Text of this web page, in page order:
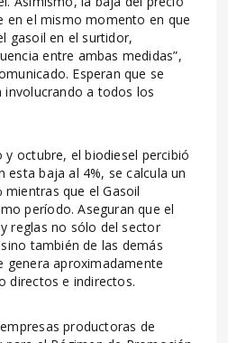
en el mismo momento en que
gasoil en el surtidor,
entre ambas medidas”,
Esperan que se
involucrando a todos los
octubre, el biodiesel percibió
esta baja al 4%, se calcula un
mientras que el Gasoil
período. Aseguran que el
reglas no sólo del sector
también de las demás
genera aproximadamente
directos e indirectos.
productoras de